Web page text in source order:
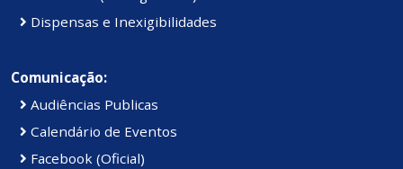
Dispensas e Inexigibilidades
Comunicação:
Audiências Publicas
Calendário de Eventos
Facebook (Oficial)